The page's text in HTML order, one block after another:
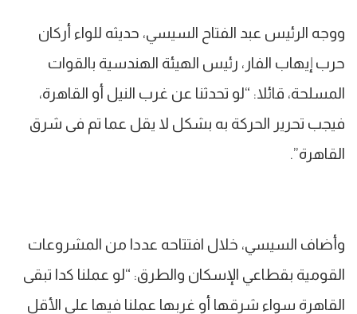
ووجه الرئيس عبد الفتاح السيسي، حديثه للواء أركان
حرب إيهاب الفار، رئيس الهيئة الهندسية بالقوات
المسلحة، قائلا: “لو تحدثنا عن غرب النيل أو القاهرة،
فيجب تحرير الحركة به بشكل لا يقل عما تم فى شرق
القاهرة”.
وأضاف السيسي، خلال افتتاحه عددا من المشروعات
القومية بقطاعي الإسكان والطرق: “لو عملنا كدا تبقى
القاهرة سواء شرقها أو غربها عملنا فيها على الأقل